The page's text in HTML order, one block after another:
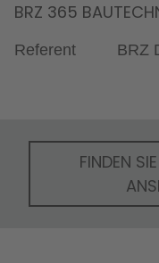
BRZ 365
Referent BRZ
FINDEN